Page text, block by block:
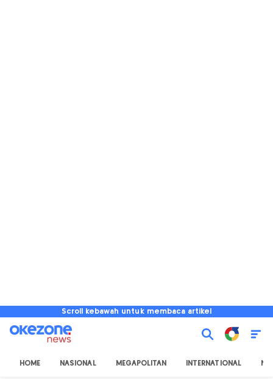
Scroll kebawah untuk membaca artikel
HOME NASIONAL MEGAPOLITAN INTERNATIONAL